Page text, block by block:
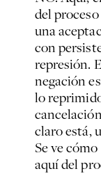
del
una
con
represión.
negación
lo
claro está,
Se ve
aquí del